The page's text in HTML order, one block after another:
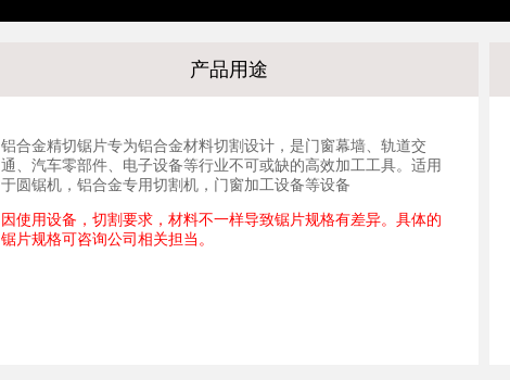
产品用途
铝合金精切锯片专为铝合金材料切割设计，是门窗幕墙、轨道交
通、汽车零部件、电子设备等行业不可或缺的高效加工工具。适用
于圆锯机，铝合金专用切割机，门窗加工设备等设备
因使用设备，切割要求，材料不一样导致锯片规格有差异。具体的
锯片规格可咨询公司相关担当。